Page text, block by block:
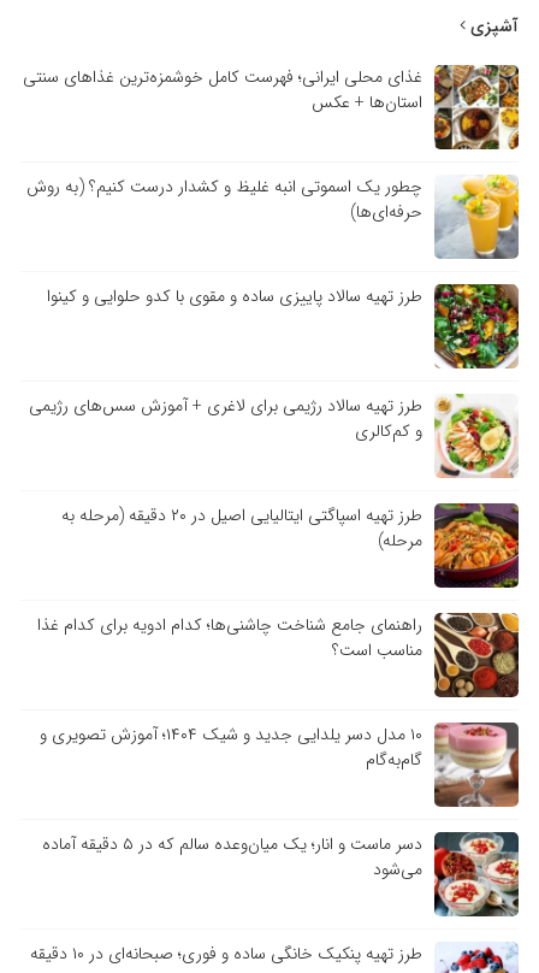
آشپزی
غذای محلی ایرانی؛ فهرست کامل خوشمزه‌ترین غذاهای سنتی
استان‌ها + عکس
چطور یک اسموتی انبه غلیظ و کشدار درست کنیم؟ (به روش
حرفه‌ای‌ها)
طرز تهیه سالاد پاییزی ساده و مقوی با کدو حلوایی و کینوا
طرز تهیه سالاد رژیمی برای لاغری + آموزش سس‌های رژیمی
و کم‌کالری
طرز تهیه اسپاگتی ایتالیایی اصیل در ۲۰ دقیقه (مرحله به
مرحله)
راهنمای جامع شناخت چاشنی‌ها؛ کدام ادویه برای کدام غذا
مناسب است؟
۱۰ مدل دسر یلدایی جدید و شیک ۱۴۰۴؛ آموزش تصویری و
گام‌به‌گام
دسر ماست و انار؛ یک میان‌وعده سالم که در ۵ دقیقه آماده
می‌شود
طرز تهیه پنکیک خانگی ساده و فوری؛ صبحانه‌ای در ۱۰ دقیقه